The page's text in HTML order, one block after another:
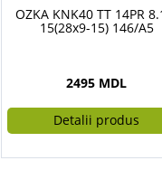
OZKA KNK40 TT 14PR
15(28x9-15) 146/A5
2495 MDL
Detalii produs